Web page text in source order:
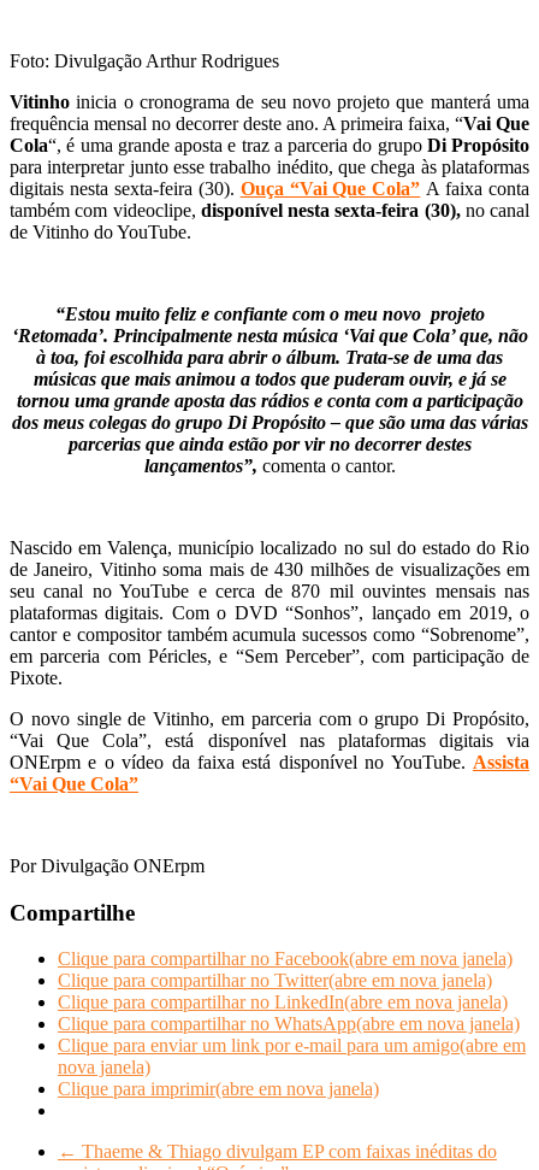
Foto: Divulgação Arthur Rodrigues
Vitinho inicia o cronograma de seu novo projeto que manterá uma
frequência mensal no decorrer deste ano. A primeira faixa, “Vai Que
Cola“, é uma grande aposta e traz a parceria do grupo Di Propósito
para interpretar junto esse trabalho inédito, que chega às plataformas
digitais nesta sexta-feira (30). Ouça “Vai Que Cola” A faixa conta
também com videoclipe, disponível nesta sexta-feira (30),no canal
de Vitinho do YouTube.
“Estou muito feliz e confiante com o meu novo projeto
‘Retomada’. Principalmente nesta música ‘Vai que Cola’ que, não
à toa, foi escolhida para abrir o álbum. Trata-se de uma das
músicas que mais animou a todos que puderam ouvir, e já se
tornou uma grande aposta das rádios e conta com a participação
dos meus colegas do grupo Di Propósito – que são uma das várias
parcerias que ainda estão por vir no decorrer destes
lançamentos”, comenta o cantor.
Nascido em Valença, município localizado no sul do estado do Rio
de Janeiro, Vitinho soma mais de 430 milhões de visualizações em
seu canal no YouTube e cerca de 870 mil ouvintes mensais nas
plataformas digitais. Com o DVD “Sonhos”, lançado em 2019, o
cantor e compositor também acumula sucessos como “Sobrenome”,
em parceria com Péricles, e “Sem Perceber”, com participação de
Pixote.
O novo single de Vitinho, em parceria com o grupo Di Propósito,
“Vai Que Cola”, está disponível nas plataformas digitais via
ONErpm e o vídeo da faixa está disponível no YouTube. Assista
“Vai Que Cola”
Por Divulgação ONErpm
Compartilhe
Clique para compartilhar no Facebook(abre em nova janela)
Clique para compartilhar no Twitter(abre em nova janela)
Clique para compartilhar no LinkedIn(abre em nova janela)
Clique para compartilhar no WhatsApp(abre em nova janela)
Clique para enviar um link por e-mail para um amigo(abre em
nova janela)
Clique para imprimir(abre em nova janela)
← Thaeme & Thiago divulgam EP com faixas inéditas do